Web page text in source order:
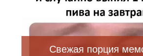
Свежая порция